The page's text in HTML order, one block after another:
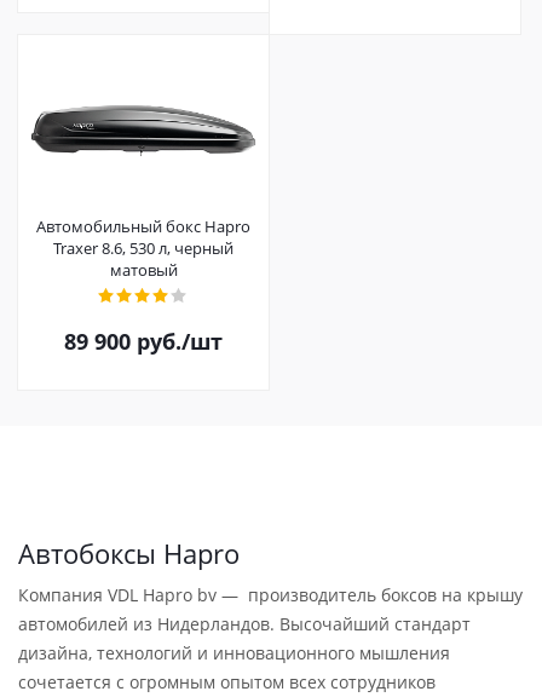
Автомобильный бокс Hapro
Traxer 8.6, 530 л, черный
матовый
89 900 руб./шт
Автобоксы Hapro
Компания VDL Hapro bv — производитель боксов на крышу
автомобилей из Нидерландов. Высочайший стандарт
дизайна, технологий и инновационного мышления
сочетается с огромным опытом всех сотрудников